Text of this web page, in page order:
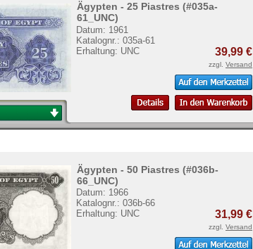
Ägypten - 25 Piastres (#035a-
61_UNC)
Datum: 1961
Katalognr.: 035a-61
Erhaltung: UNC
39,99 €
zzgl. Versand
Ägypten - 50 Piastres (#036b-
66_UNC)
Datum: 1966
Katalognr.: 036b-66
Erhaltung: UNC
31,99 €
zzgl. Versand